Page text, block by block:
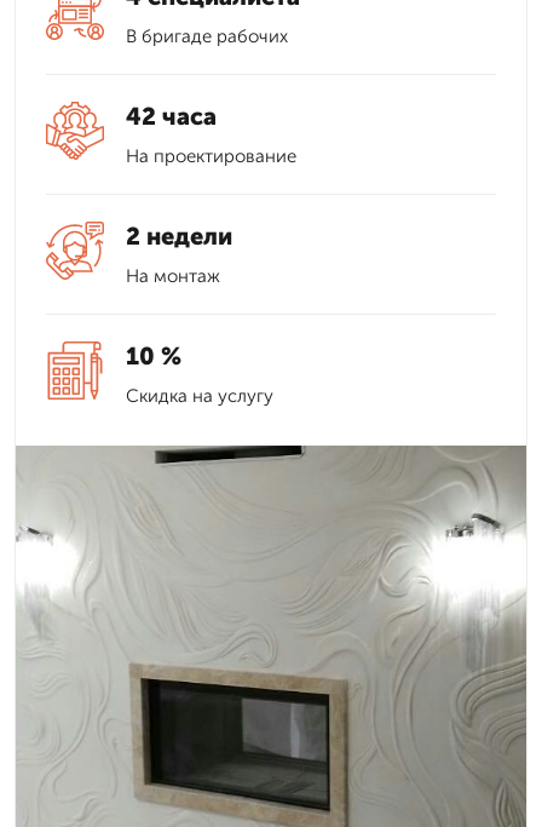
В бригаде рабочих
42 часа
На проектирование
2 недели
На монтаж
10 %
Скидка на услугу